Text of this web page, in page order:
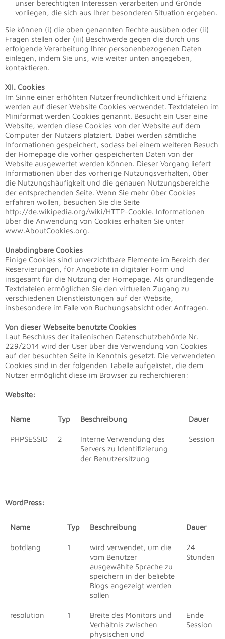
unser berechtigten Interessen verarbeiten und Gründe
vorliegen, die sich aus Ihrer besonderen Situation ergeben.
Sie können (i) die oben genannten Rechte ausüben oder (ii)
Fragen stellen oder (iii) Beschwerde gegen die durch uns
erfolgende Verarbeitung Ihrer personenbezogenen Daten
einlegen, indem Sie uns, wie weiter unten angegeben,
kontaktieren.
XII. Cookies
Im Sinne einer erhöhten Nutzerfreundlichkeit und Effizienz
werden auf dieser Website Cookies verwendet. Textdateien im
Miniformat werden Cookies genannt. Besucht ein User eine
Website, werden diese Cookies von der Website auf dem
Computer der Nutzers platziert. Dabei werden sämtliche
Informationen gespeichert, sodass bei einem weiteren Besuch
der Homepage die vorher gespeicherten Daten von der
Website ausgewertet werden können. Dieser Vorgang liefert
Informationen über das vorherige Nutzungsverhalten, über
die Nutzungshäufigkeit und die genauen Nutzungsbereiche
der entsprechenden Seite. Wenn Sie mehr über Cookies
erfahren wollen, besuchen Sie die Seite
http://de.wikipedia.org/wiki/HTTP-Cookie. Informationen
über die Anwendung von Cookies erhalten Sie unter
www.AboutCookies.org.
Unabdingbare Cookies
Einige Cookies sind unverzichtbare Elemente im Bereich der
Reservierungen, für Angebote in digitaler Form und
insgesamt für die Nutzung der Homepage. Als grundlegende
Textdateien ermöglichen Sie den virtuellen Zugang zu
verschiedenen Dienstleistungen auf der Website,
insbesondere im Falle von Buchungsabsicht oder Anfragen.
Von dieser Webseite benutzte Cookies
Laut Beschluss der italienischen Datenschutzbehörde Nr.
229/2014 wird der User über die Verwendung von Cookies
auf der besuchten Seite in Kenntnis gesetzt. Die verwendeten
Cookies sind in der folgenden Tabelle aufgelistet, die dem
Nutzer ermöglicht diese im Browser zu recherchieren:
Website:
Name Typ Beschreibung Dauer
PHPSESSID 2
Interne Verwendung des
Servers zu Identifizierung
der Benutzersitzung
Session
WordPress:
Name Typ Beschreibung Dauer
botdlang 1
wird verwendet, um die
vom Benutzer
ausgewählte Sprache zu
speichern in der beliebte
Blogs angezeigt werden
sollen
24
Stunden
resolution 1
Breite des Monitors und
Verhältnis zwischen
physischen und
Ende
Session